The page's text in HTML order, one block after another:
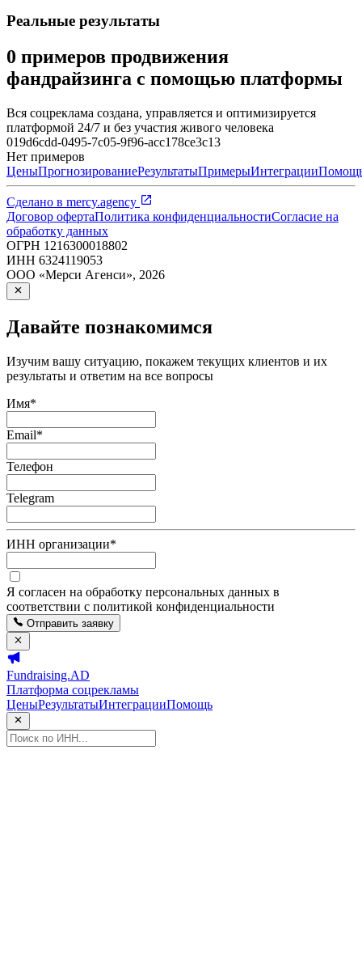
Реальные результаты
0 примеров продвижения
фандрайзинга с помощью платформы
Вся соцреклама создана, управляется и оптимизируется
платформой 24/7 и без участия живого человека
019d6cdd-0495-7c05-9f96-acc178ce3c13
Нет примеров
ЦеныПрогнозированиеРезультатыПримерыИнтеграции
Сделано в mercy.agency
Договор офертаПолитика конфиденциальностиСогласие на
обработку данных
ОГРН 1216300018802
ИНН 6324119053
ООО «Мерси Агенси», 2026
Давайте познакомимся
Изучим вашу ситуацию, покажем текущих клиентов и их
результаты и ответим на все вопросы
Имя*
Email*
Телефон
Telegram
ИНН организации*
Я согласен на обработку персональных данных в
соответствии с политикой конфиденциальности
Отправить заявку
Fundraising.AD
Платформа соцрекламы
ЦеныРезультатыИнтеграцииПомощь